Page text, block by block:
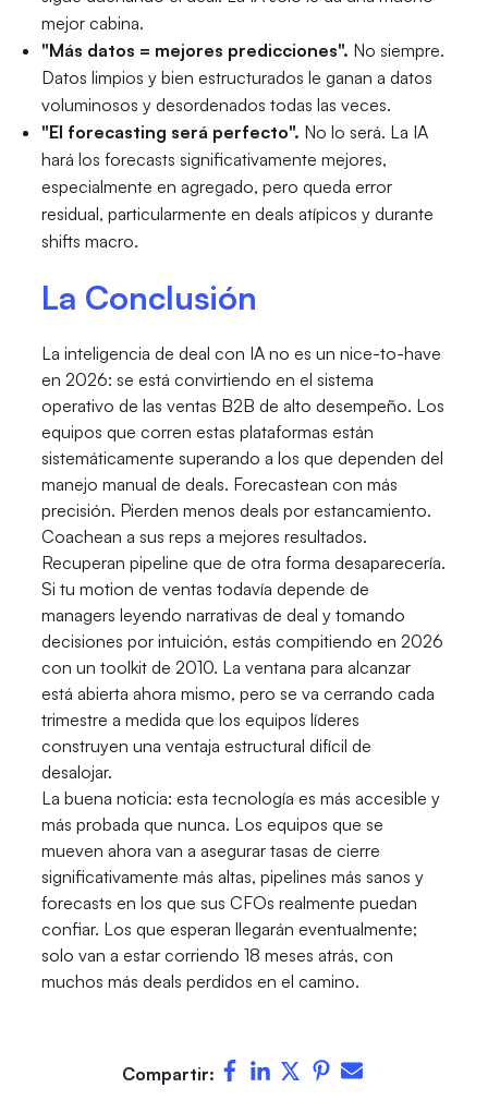
mejor cabina.
"Más datos = mejores predicciones". No siempre.
Datos limpios y bien estructurados le ganan a datos
voluminosos y desordenados todas las veces.
"El forecasting será perfecto". No lo será. La IA
hará los forecasts significativamente mejores,
especialmente en agregado, pero queda error
residual, particularmente en deals atípicos y durante
shifts macro.
La Conclusión
La inteligencia de deal con IA no es un nice-to-have
en 2026: se está convirtiendo en el sistema
operativo de las ventas B2B de alto desempeño. Los
equipos que corren estas plataformas están
sistemáticamente superando a los que dependen del
manejo manual de deals. Forecastean con más
precisión. Pierden menos deals por estancamiento.
Coachean a sus reps a mejores resultados.
Recuperan pipeline que de otra forma desaparecería.
Si tu motion de ventas todavía depende de
managers leyendo narrativas de deal y tomando
decisiones por intuición, estás compitiendo en 2026
con un toolkit de 2010. La ventana para alcanzar
está abierta ahora mismo, pero se va cerrando cada
trimestre a medida que los equipos líderes
construyen una ventaja estructural difícil de
desalojar.
La buena noticia: esta tecnología es más accesible y
más probada que nunca. Los equipos que se
mueven ahora van a asegurar tasas de cierre
significativamente más altas, pipelines más sanos y
forecasts en los que sus CFOs realmente puedan
confiar. Los que esperan llegarán eventualmente;
solo van a estar corriendo 18 meses atrás, con
muchos más deals perdidos en el camino.
Compartir: